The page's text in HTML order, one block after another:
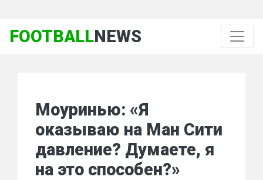
FOOTBALLNEWS
Моуринью: «Я
оказываю на Ман Сити
давление? Думаете, я
на это способен?»